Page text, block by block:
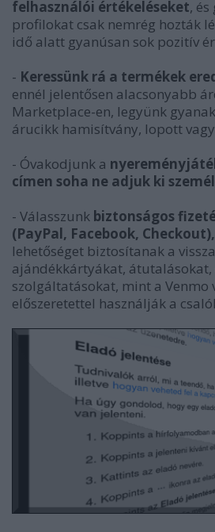
felhasználói értékeléseket,
profilokat csak nemrég hozták
idő alatt gyanúsan sok pozitív
- Keressünk rá a termékek
ennél jelentősen alacsonyabb
Marketplace-en, legyünk
árucikk hamisítvány, lopott
- Óvakodjunk a
címen soha ne adjuk ki
- Válasszunk biztonságos
(PayPal, Facebook, Checkout),
lehetőséget biztosítanak a
ajándékkártyákat, átutalásokat,
szolgáltatásokat, mint a Venmo
előszeretettel használják a